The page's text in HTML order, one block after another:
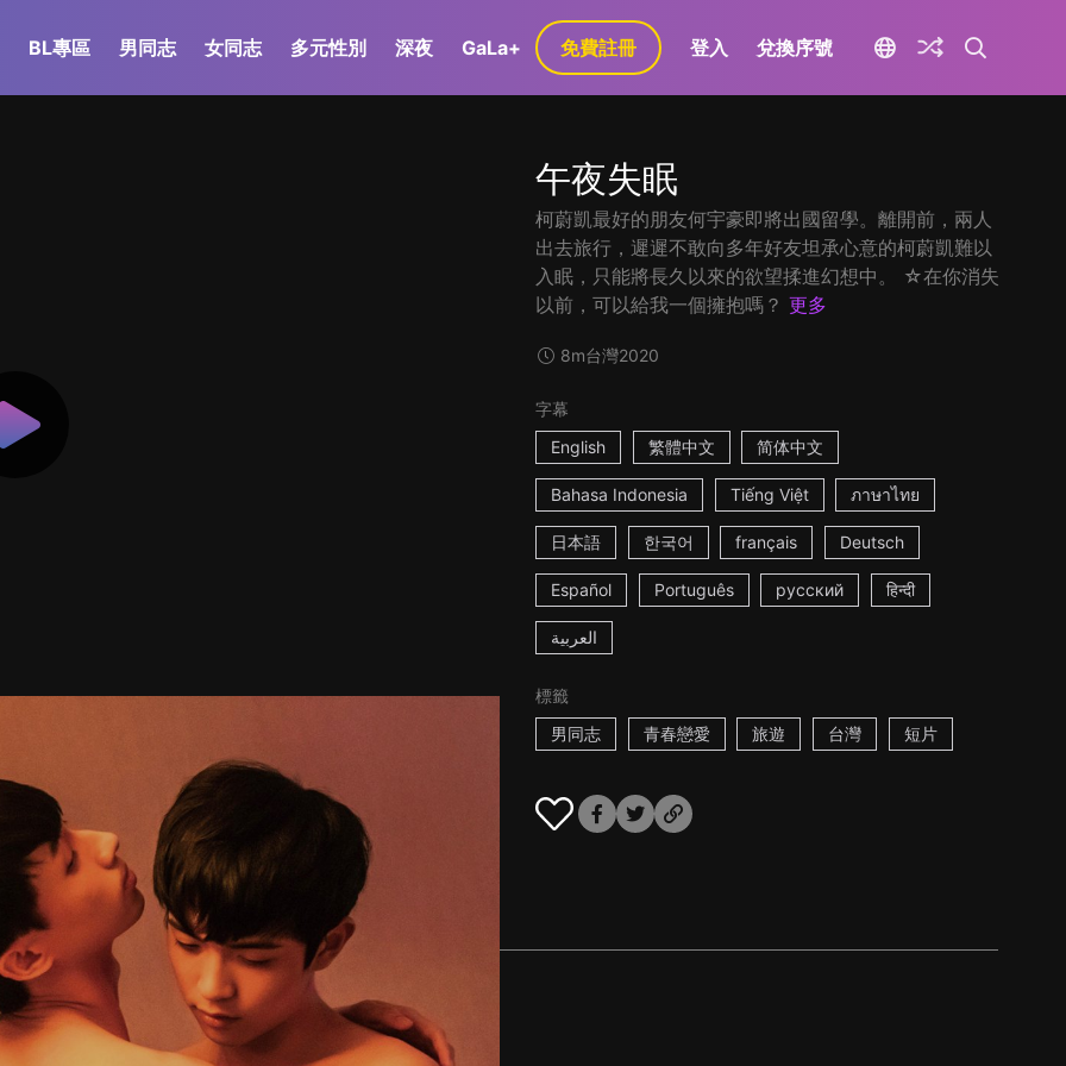
BL專區 男同志 女同志 多元性別 深夜 GaLa+ 免費註冊 登入 兌換序號
午夜失眠
柯蔚凱最好的朋友何宇豪即將出國留學。離開前，兩人
出去旅行，遲遲不敢向多年好友坦承心意的柯蔚凱難以
入眠，只能將長久以來的欲望揉進幻想中。 ☆在你消失
以前，可以給我一個擁抱嗎？ 更多
8m台灣2020
字幕
English
繁體中文 简体中文
Bahasa Indonesia Tiếng Việt ภาษาไทย
日本語 한국어 français Deutsch
Español Português русский हिन्दी
العربية
標籤
男同志
青春戀愛 旅遊 台灣 短片